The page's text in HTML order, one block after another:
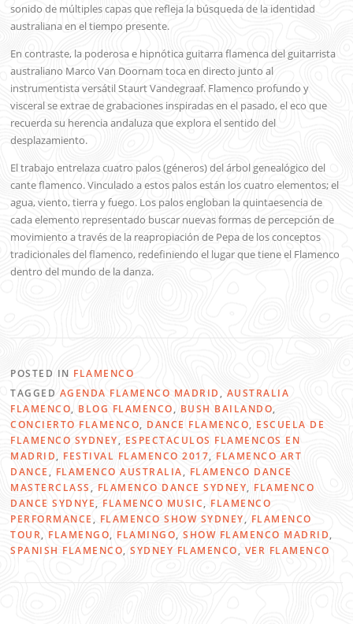
sonido de múltiples capas que refleja la búsqueda de la identidad
australiana en el tiempo presente.
En contraste, la poderosa e hipnótica guitarra flamenca del guitarrista
australiano Marco Van Doornam toca en directo junto al
instrumentista versátil Staurt Vandegraaf. Flamenco profundo y
visceral se extrae de grabaciones inspiradas en el pasado, el eco que
recuerda su herencia andaluza que explora el sentido del
desplazamiento.
El trabajo entrelaza cuatro palos (géneros) del árbol genealógico del
cante flamenco. Vinculado a estos palos están los cuatro elementos; el
agua, viento, tierra y fuego. Los palos engloban la quintaesencia de
cada elemento representado buscar nuevas formas de percepción de
movimiento a través de la reapropiación de Pepa de los conceptos
tradicionales del flamenco, redefiniendo el lugar que tiene el Flamenco
dentro del mundo de la danza.
POSTED IN FLAMENCO
TAGGED AGENDA FLAMENCO MADRID , AUSTRALIA
FLAMENCO, BLOG FLAMENCO, BUSH BAILANDO,
CONCIERTO FLAMENCO, DANCE FLAMENCO, ESCUELA DE
FLAMENCO SYDNEY, ESPECTACULOS FLAMENCOS EN
MADRID, FESTIVAL FLAMENCO 2017, FLAMENCO ART
DANCE, FLAMENCO AUSTRALIA, FLAMENCO DANCE
MASTERCLASS, FLAMENCO DANCE SYDNEY, FLAMENCO
DANCE SYDNYE, FLAMENCO MUSIC, FLAMENCO
PERFORMANCE , FLAMENCO SHOW SYDNEY, FLAMENCO
TOUR, FLAMENGO, FLAMINGO,SHOW FLAMENCO MADRID,
SPANISH FLAMENCO,SYDNEY FLAMENCO, VER FLAMENCO